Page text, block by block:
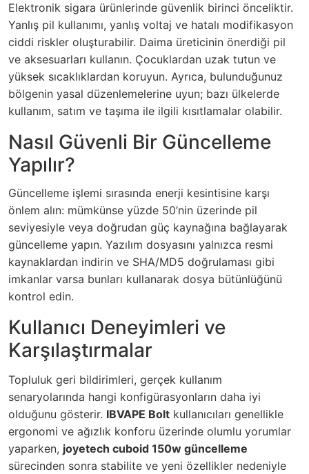
Elektronik sigara ürünlerinde güvenlik birinci önceliktir.
Yanlış pil kullanımı, yanlış voltaj ve hatalı modifikasyon
ciddi riskler oluşturabilir. Daima üreticinin önerdiği pil
ve aksesuarları kullanın. Çocuklardan uzak tutun ve
yüksek sıcaklıklardan koruyun. Ayrıca, bulunduğunuz
bölgenin yasal düzenlemelerine uyun; bazı ülkelerde
kullanım, satım ve taşıma ile ilgili kısıtlamalar olabilir.
Nasıl Güvenli Bir Güncelleme
Yapılır?
Güncelleme işlemi sırasında enerji kesintisine karşı
önlem alın: mümkünse yüzde 50’nin üzerinde pil
seviyesiyle veya doğrudan güç kaynağına bağlayarak
güncelleme yapın. Yazılım dosyasını yalnızca resmi
kaynaklardan indirin ve SHA/MD5 doğrulaması gibi
imkanlar varsa bunları kullanarak dosya bütünlüğünü
kontrol edin.
Kullanıcı Deneyimleri ve
Karşılaştırmalar
Topluluk geri bildirimleri, gerçek kullanım
senaryolarında hangi konfigürasyonların daha iyi
olduğunu gösterir. IBVAPE Bolt kullanıcıları genellikle
ergonomi ve ağızlık konforu üzerinde olumlu yorumlar
yaparken, joyetech cuboid 150w güncelleme
sürecinden sonra stabilite ve yeni özellikler nedeniyle